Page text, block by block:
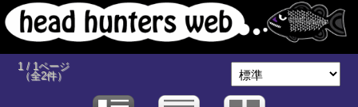
1 / 1ページ
（全2件）